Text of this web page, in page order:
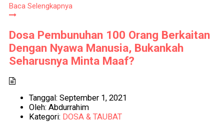
Baca Selengkapnya
Dosa Pembunuhan 100 Orang Berkaitan
Dengan Nyawa Manusia, Bukankah
Seharusnya Minta Maaf?
Tanggal: September 1, 2021
Oleh: Abdurrahim
Kategori: DOSA & TAUBAT